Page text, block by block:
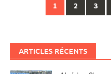
navigation
1 2 3
ARTICLES RÉCENTS